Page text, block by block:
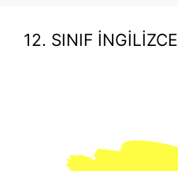
12. SINIF İNGİLİZCE